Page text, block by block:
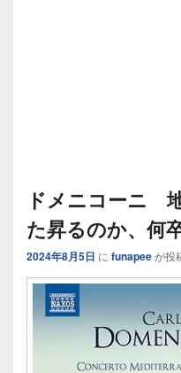
ドメニコーニ
た昇るのか、
2024年8月5日 に funapeeが投